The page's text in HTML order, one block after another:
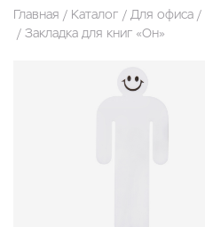
Главная Каталог Для офиса
Закладка для книг «Он»